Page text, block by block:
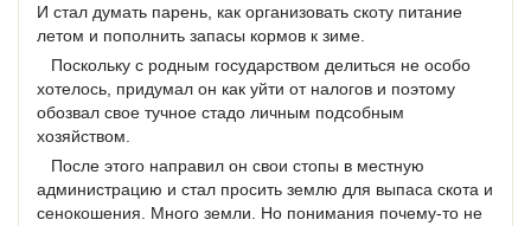
И стал думать парень, как организовать скоту питание
летом и пополнить запасы кормов к зиме.
Поскольку с родным государством делиться не особо
хотелось, придумал он как уйти от налогов и поэтому
обозвал свое тучное стадо личным подсобным
хозяйством.
После этого направил он свои стопы в местную
администрацию и стал просить землю для выпаса скота и
сенокошения. Много земли. Но понимания почему-то не